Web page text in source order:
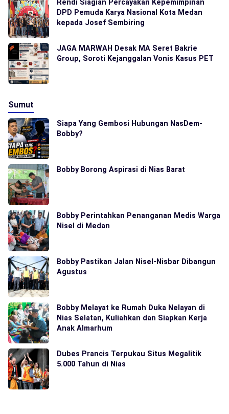
Rendi Siagian Percayakan Kepemimpinan
DPD Pemuda Karya Nasional Kota Medan
kepada Josef Sembiring
JAGA MARWAH Desak MA Seret Bakrie
Group, Soroti Kejanggalan Vonis Kasus PET
Sumut
Siapa Yang Gembosi Hubungan NasDem-
Bobby?
Bobby Borong Aspirasi di Nias Barat
Bobby Perintahkan Penanganan Medis Warga
Nisel di Medan
Bobby Pastikan Jalan Nisel-Nisbar Dibangun
Agustus
Bobby Melayat ke Rumah Duka Nelayan di
Nias Selatan, Kuliahkan dan Siapkan Kerja
Anak Almarhum
Dubes Prancis Terpukau Situs Megalitik
5.000 Tahun di Nias